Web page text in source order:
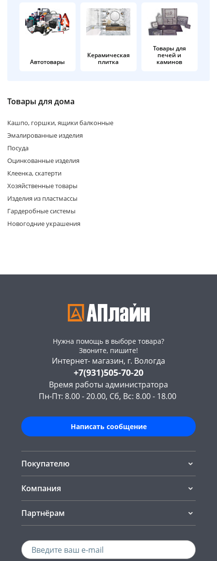
Автотовары
Керамическая
плитка
Товары для
печей и
каминов
Товары для дома
Кашпо, горшки, ящики балконные
Эмалированные изделия
Посуда
Оцинкованные изделия
Клеенка, скатерти
Хозяйственные товары
Изделия из пластмассы
Гардеробные системы
Новогодние украшения
Нужна помощь в выборе товара?
Звоните, пишите!
Интернет- магазин, г. Вологда
+7(931)505-70-20
Время работы администратора
Пн-Пт: 8.00 - 20.00, Сб, Вс: 8.00 - 18.00
Написать сообщение
Покупателю
Компания
Партнёрам
недели